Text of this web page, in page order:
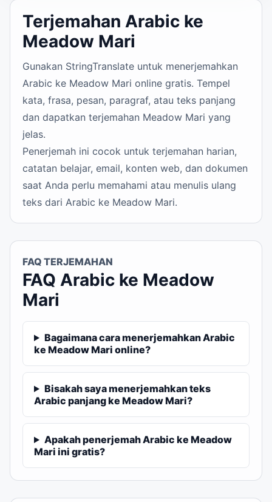
Terjemahan Arabic ke
Meadow Mari
Gunakan StringTranslate untuk menerjemahkan
Arabic ke Meadow Mari online gratis. Tempel
kata, frasa, pesan, paragraf, atau teks panjang
dan dapatkan terjemahan Meadow Mari yang
jelas.
Penerjemah ini cocok untuk terjemahan harian,
catatan belajar, email, konten web, dan dokumen
saat Anda perlu memahami atau menulis ulang
teks dari Arabic ke Meadow Mari.
FAQ TERJEMAHAN
FAQ Arabic ke Meadow
Mari
Bagaimana cara menerjemahkan Arabic
ke Meadow Mari online?
Bisakah saya menerjemahkan teks
Arabic panjang ke Meadow Mari?
Apakah penerjemah Arabic ke Meadow
Mari ini gratis?